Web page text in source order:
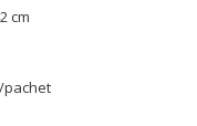
cm
pachet